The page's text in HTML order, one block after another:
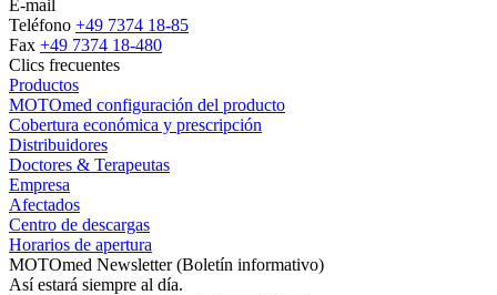
E-mail
Teléfono +49 7374 18-85
Fax +49 7374 18-480
Clics frecuentes
Productos
MOTOmed configuración del producto
Cobertura económica y prescripción
Distribuidores
Doctores & Terapeutas
Empresa
Afectados
Centro de descargas
Horarios de apertura
MOTOmed Newsletter (Boletín informativo)
Así estará siempre al día.